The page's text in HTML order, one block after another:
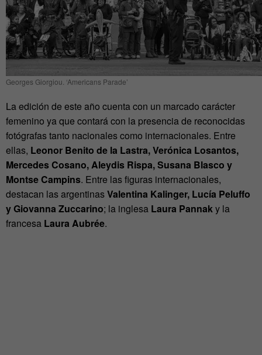
Georges Giorgiou. ‘Americans Parade’
La edición de este año cuenta con un marcado carácter
femenino ya que contará con la presencia de reconocidas
fotógrafas tanto nacionales como internacionales. Entre
ellas, Leonor Benito de la Lastra, Verónica Losantos,
Mercedes Cosano, Aleydis Rispa, Susana Blasco y
Montse Campins. Entre las figuras internacionales,
destacan las argentinasValentina Kalinger, Lucía Peluffo
y Giovanna Zuccarino; la inglesa Laura Pannaky la
francesa Laura Aubrée.